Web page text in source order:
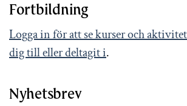
Fortbildning
Logga in för att se kurser och
dig till eller deltagit i.
Nyhetsbrev